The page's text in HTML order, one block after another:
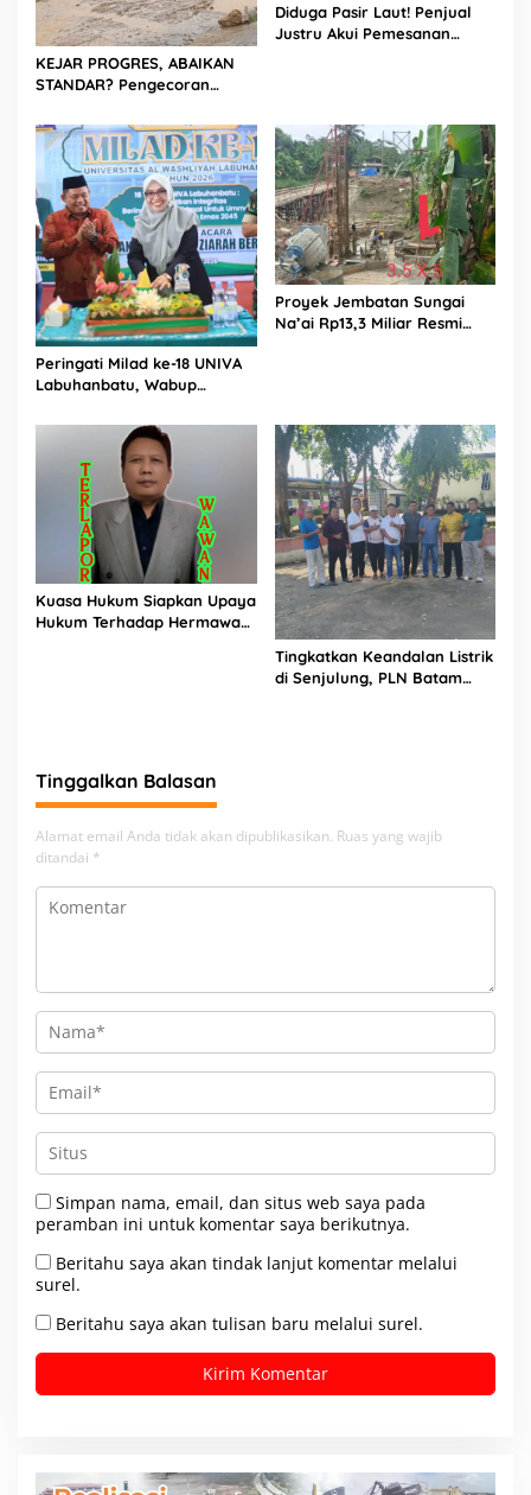
KEJAR PROGRES, ABAIKAN
STANDAR? Pengecoran
Rp87,34 Miliar Sukma Nias,
Konsultan, Pengawas dan
PPK Bungkam
Diduga Pasir Laut! Penjual
Justru Akui Pemesanan
Peringati Milad ke-18 UNIVA
Labuhanbatu, Wabup
Unggul Menuju Indonesia
Proyek Jembatan Sungai
Na’ai Rp13,3 Miliar Resmi
Kuasa Hukum Siapkan Upaya
Hukum Terhadap Hermawan
Tingkatkan Keandalan Listrik
di Senjulung, PLN Batam
Tinggalkan Balasan
Alamat email Anda tidak akan dipublikasikan. Ruas yang wajib
ditandai *
Simpan nama, email, dan situs web saya pada
peramban ini untuk komentar saya berikutnya.
Beritahu saya akan tindak lanjut komentar melalui
surel.
Beritahu saya akan tulisan baru melalui surel.